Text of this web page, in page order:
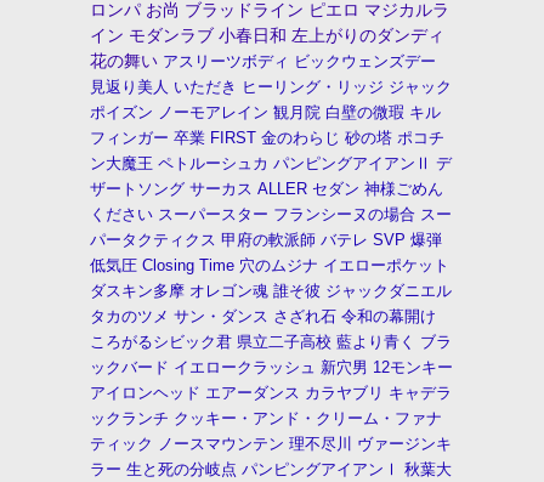
ロンパ お尚 ブラッドライン ピエロ マジカルラ
イン モダンラブ 小春日和 左上がりのダンディ
花の舞い アスリーツボディ ビックウェンズデー
見返り美人 いただき ヒーリング・リッジ ジャック
ポイズン ノーモアレイン 観月院 白壁の微瑕 キル
フィンガー 卒業 FIRST 金のわらじ 砂の塔 ポコチ
ン大魔王 ペトルーシュカ パンピングアイアンⅡ デ
ザートソング サーカス ALLER セダン 神様ごめん
ください スーパースター フランシーヌの場合 スー
パータクティクス 甲府の軟派師 バテレ SVP 爆弾
低気圧 Closing Time 穴のムジナ イエローポケット
ダスキン多摩 オレゴン魂 誰そ彼 ジャックダニエル
タカのツメ サン・ダンス さざれ石 令和の幕開け
ころがるシビック君 県立二子高校 藍より青く ブラ
ックバード イエロークラッシュ 新穴男 12モンキー
アイロンヘッド エアーダンス カラヤブリ キャデラ
ックランチ クッキー・アンド・クリーム・ファナ
ティック ノースマウンテン 理不尽川
ヴァージンキ
ラー 生と死の分岐点 パンピングアイアンⅠ
秋葉大